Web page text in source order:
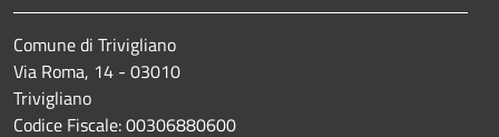
Comune di Trivigliano
Via Roma, 14 - 03010
Trivigliano
Codice Fiscale: 00306880600